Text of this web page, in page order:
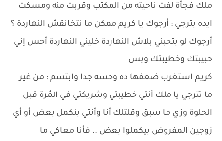
ملك فجأة لفت ناحيته من المكتب وقربت منه ومسكت
ايده بترجي : أرجوك يا كريم ممكن ما نتخانقش النهاردة ؟
أرجوك لو بتحبني بلاش النهاردة خليني النهاردة أحس إني
حبيبتك وخطيبتك وبس
كريم استغرب ضعفها ده وحسه جدا وابتسم : من غير
ما تترجي يا ملك أنتي خطيبتي وشريكتي في المُرة قبل
الحلوة وزي ما سبق وقلتلك أنا وأنتي بنكمل بعض أو أي
زوجين المفروض بيكملوا بعض .. فأنا معاكي ما